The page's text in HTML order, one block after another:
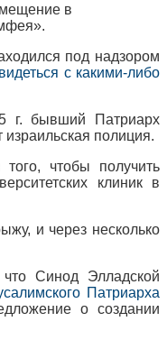
в
под надзором
с какими-либо
г. бывший Патриарх
полиция.
чтобы получить
клиник в
и через несколько
Синод Элладской
Патриарха
о создании